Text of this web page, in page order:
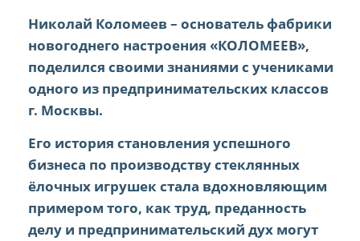
Николай Коломеев – основатель фабрики
новогоднего настроения «КОЛОМЕЕВ»,
поделился своими знаниями с учениками
одного из предпринимательских классов
г. Москвы.
Его история становления успешного
бизнеса по производству стеклянных
ёлочных игрушек стала вдохновляющим
примером того, как труд, преданность
делу и предпринимательский дух могут